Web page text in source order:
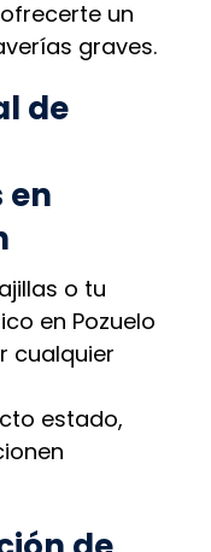
un
graves.
de
en
o tu
en Pozuelo
cualquier
estado,